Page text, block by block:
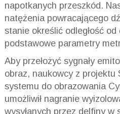
napotkanych przeszkód.
natężenia powracającego
stanie określić odległość
podstawowe parametry
Aby przełożyć sygnały
obraz, naukowcy z projektu
systemu do obrazowania
umożliwił nagranie
wysyłanych przez delfiny w